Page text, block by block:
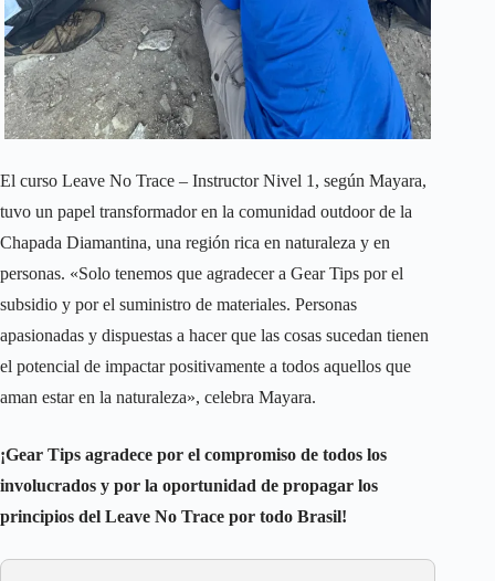
El curso Leave No Trace – Instructor Nivel 1, según Mayara,
tuvo un papel transformador en la comunidad outdoor de la
Chapada Diamantina, una región rica en naturaleza y en
personas. «Solo tenemos que agradecer a Gear Tips por el
subsidio y por el suministro de materiales. Personas
apasionadas y dispuestas a hacer que las cosas sucedan tienen
el potencial de impactar positivamente a todos aquellos que
aman estar en la naturaleza», celebra Mayara.
¡Gear Tips agradece por el compromiso de todos los
involucrados y por la oportunidad de propagar los
principios del Leave No Trace por todo Brasil!